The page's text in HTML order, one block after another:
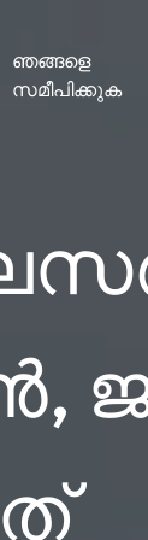
ഞങ്ങളെ
സമീപിക്കുക